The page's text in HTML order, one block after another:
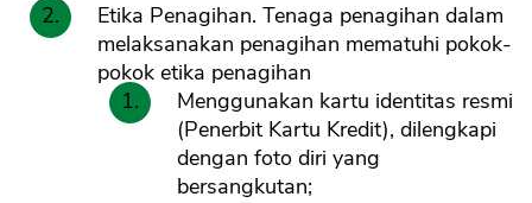
Etika Penagihan. Tenaga penagihan dalam
melaksanakan penagihan mematuhi pokok-
pokok etika penagihan
Menggunakan kartu identitas resmi
(Penerbit Kartu Kredit), dilengkapi
dengan foto diri yang
bersangkutan;